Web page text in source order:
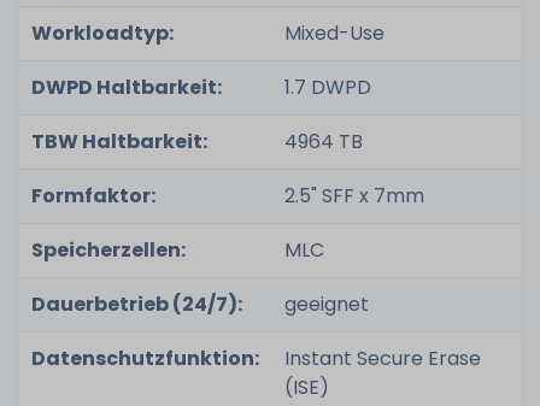
Workloadtyp:
Mixed-Use
DWPD Haltbarkeit:
1.7 DWPD
TBW Haltbarkeit:
4964 TB
Formfaktor:
2.5" SFF x 7mm
Speicherzellen:
MLC
Dauerbetrieb (24/7):
geeignet
Datenschutzfunktion:
Instant Secure Erase
(ISE)